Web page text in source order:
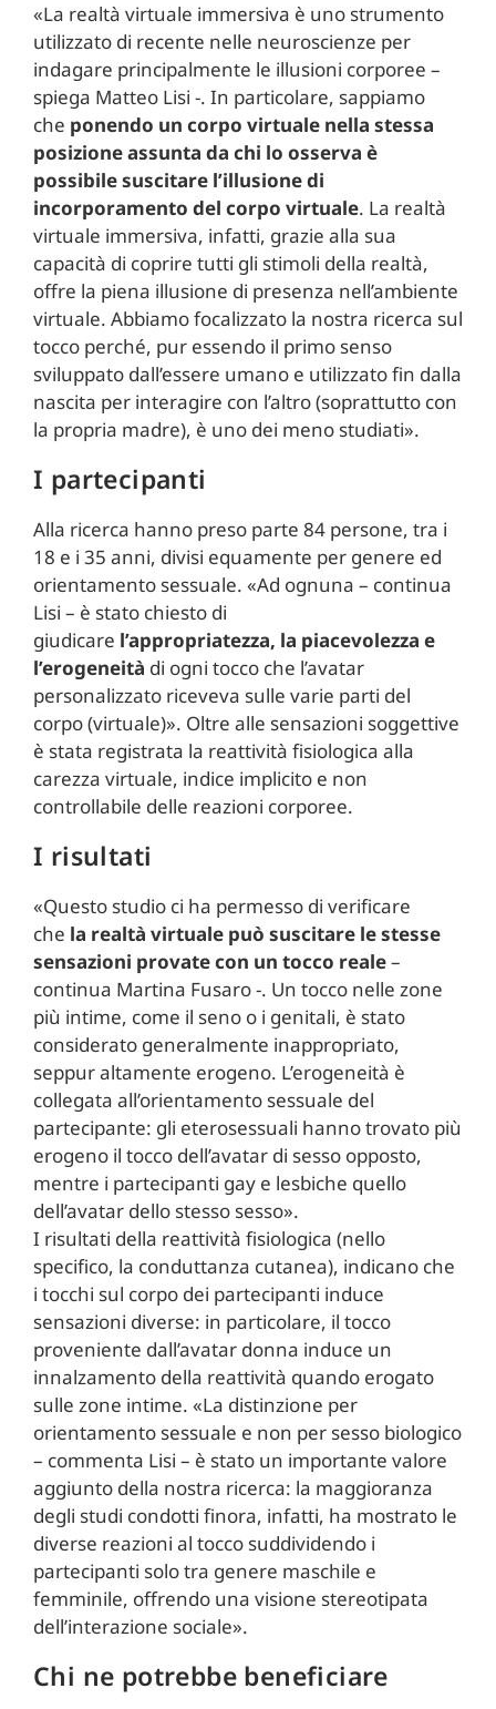
«La realtà virtuale immersiva è uno strumento
utilizzato di recente nelle neuroscienze per
indagare principalmente le illusioni corporee –
spiega Matteo Lisi -. In particolare, sappiamo
che ponendo un corpo virtuale nella stessa
posizione assunta da chi lo osserva è
possibile suscitare l’illusione di
incorporamento del corpo virtuale. La realtà
virtuale immersiva, infatti, grazie alla sua
capacità di coprire tutti gli stimoli della realtà,
offre la piena illusione di presenza nell’ambiente
virtuale. Abbiamo focalizzato la nostra ricerca sul
tocco perché, pur essendo il primo senso
sviluppato dall’essere umano e utilizzato fin dalla
nascita per interagire con l’altro (soprattutto con
la propria madre), è uno dei meno studiati».
I partecipanti
Alla ricerca hanno preso parte 84 persone, tra i
18 e i 35 anni, divisi equamente per genere ed
orientamento sessuale. «Ad ognuna – continua
Lisi – è stato chiesto di
giudicare l’appropriatezza, la piacevolezza e
l’erogeneità di ogni tocco che l’avatar
personalizzato riceveva sulle varie parti del
corpo (virtuale)». Oltre alle sensazioni soggettive
è stata registrata la reattività fisiologica alla
carezza virtuale, indice implicito e non
controllabile delle reazioni corporee.
I risultati
«Questo studio ci ha permesso di verificare
che la realtà virtuale può suscitare le stesse
sensazioni provate con un tocco reale–
continua Martina Fusaro -. Un tocco nelle zone
più intime, come il seno o i genitali, è stato
considerato generalmente inappropriato,
seppur altamente erogeno. L’erogeneità è
collegata all’orientamento sessuale del
partecipante: gli eterosessuali hanno trovato più
erogeno il tocco dell’avatar di sesso opposto,
mentre i partecipanti gay e lesbiche quello
dell’avatar dello stesso sesso».
I risultati della reattività fisiologica (nello
specifico, la conduttanza cutanea), indicano che
i tocchi sul corpo dei partecipanti induce
sensazioni diverse: in particolare, il tocco
proveniente dall’avatar donna induce un
innalzamento della reattività quando erogato
sulle zone intime. «La distinzione per
orientamento sessuale e non per sesso biologico
– commenta Lisi – è stato un importante valore
aggiunto della nostra ricerca: la maggioranza
degli studi condotti finora, infatti, ha mostrato le
diverse reazioni al tocco suddividendo i
partecipanti solo tra genere maschile e
femminile, offrendo una visione stereotipata
dell’interazione sociale».
Chi ne potrebbe beneficiare